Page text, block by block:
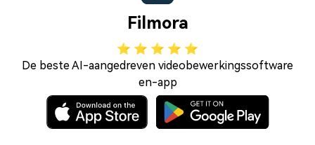
Filmora
⭐ ⭐ ⭐ ⭐ ⭐
De beste AI-aangedreven videobewerkingssoftware
en-app